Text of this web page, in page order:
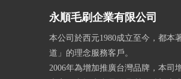
永順毛刷企業有限公司
本公司於西元1980成立至今，都本
道」的理念服務客戶。
2006年為增加推廣台灣品牌，本司